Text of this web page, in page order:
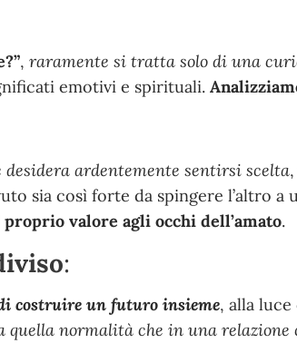
,raramente si tratta solo di una
emotivi e spirituali.
ardentemente sentirsi scelta
sia così forte da spingere l’altro a
valore agli occhi dell’amato.
:
costruire un futuro insieme, alla
normalità che in una relazione